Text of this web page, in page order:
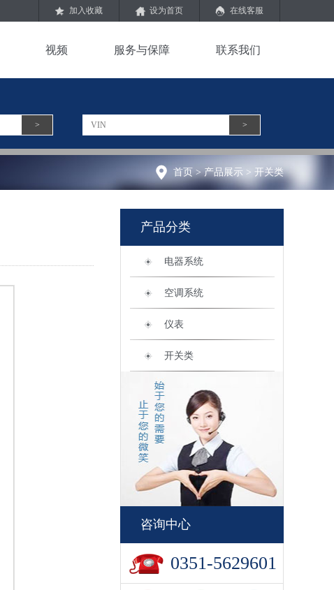
加入收藏 设为首页 在线客服
视频 服务与保障 联系我们
> >
首页 >产品展示 > 开关类
产品分类
电器系统
空调系统
仪表
开关类
咨询中心
0351-5629601